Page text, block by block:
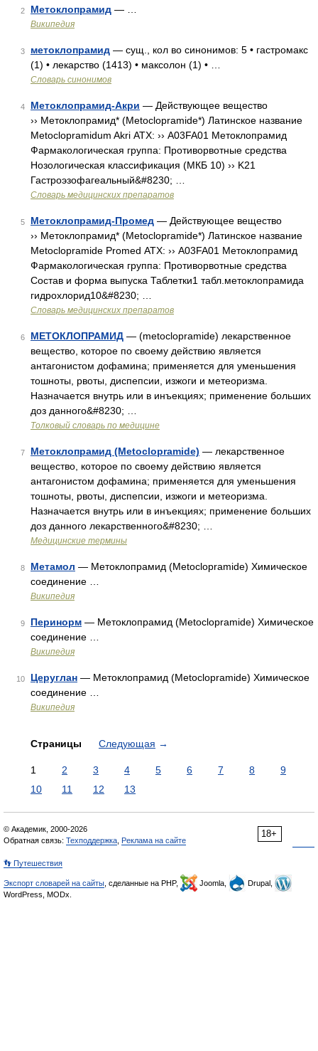
2 Метоклопрамид — …
Википедия
3 метоклопрамид — сущ., кол во синонимов: 5 • гастромакс
(1) • лекарство (1413) • максолон (1) • …
Словарь синонимов
4 Метоклопрамид-Акри — Действующее вещество
›› Метоклопрамид* (Metoclopramide*) Латинское название
Metoclopramidum Akri АТХ: ›› A03FA01 Метоклопрамид
Фармакологическая группа: Противорвотные средства
Нозологическая классификация (МКБ 10) ›› K21
Гастроэзофагеальный&#8230; …
Словарь медицинских препаратов
5 Метоклопрамид-Промед — Действующее вещество
›› Метоклопрамид* (Metoclopramide*) Латинское название
Metoclopramide Promed АТХ: ›› A03FA01 Метоклопрамид
Фармакологическая группа: Противорвотные средства
Состав и форма выпуска Таблетки1 табл.метоклопрамида
гидрохлорид10&#8230; …
Словарь медицинских препаратов
6 МЕТОКЛОПРАМИД — (metoclopramide) лекарственное
вещество, которое по своему действию является
антагонистом дофамина; применяется для уменьшения
тошноты, рвоты, диспепсии, изжоги и метеоризма.
Назначается внутрь или в инъекциях; применение больших
доз данного&#8230; …
Толковый словарь по медицине
7 Метоклопрамид (Metoclopramide) — лекарственное
вещество, которое по своему действию является
антагонистом дофамина; применяется для уменьшения
тошноты, рвоты, диспепсии, изжоги и метеоризма.
Назначается внутрь или в инъекциях; применение больших
доз данного лекарственного&#8230; …
Медицинские термины
8 Метамол — Метоклопрамид (Metoclopramide) Химическое
соединение …
Википедия
9 Перинорм — Метоклопрамид (Metoclopramide) Химическое
соединение …
Википедия
10 Церуглан — Метоклопрамид (Metoclopramide) Химическое
соединение …
Википедия
Страницы Следующая →
1 2 3 4 5 6 7 8
9
10
11 12 13
18+
© Академик, 2000-2026
Обратная связь: Техподдержка Реклама на сайте
👣 Путешествия
Экспорт словарей на сайты , сделанные на PHP, Joomla,
Drupal,
WordPress, MODx.